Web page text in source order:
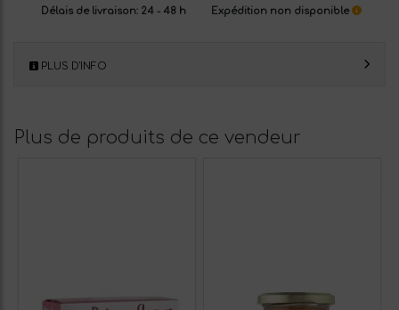
Délais de livraison: 24 - 48 h Expédition non disponible
PLUS D'INFO
Plus de produits de ce vendeur